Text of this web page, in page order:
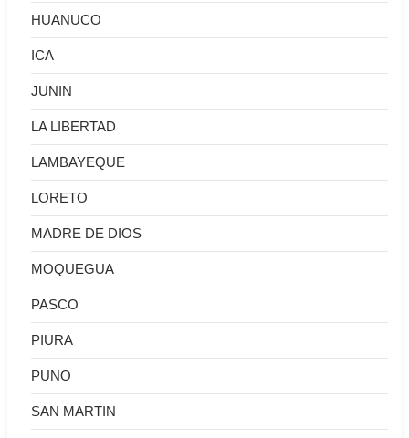
HUANUCO
ICA
JUNIN
LA LIBERTAD
LAMBAYEQUE
LORETO
MADRE DE DIOS
MOQUEGUA
PASCO
PIURA
PUNO
SAN MARTIN